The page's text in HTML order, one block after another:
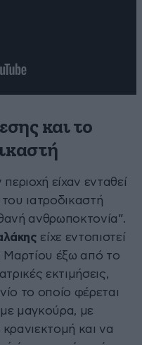
και το
είχαν ενταθεί
ιατροδικαστή
ανθρωποκτονία”.
είχε εντοπιστεί
Μαρτίου έξω από το
εκτιμήσεις,
το οποίο φέρεται
μαγκούρα, με
και να